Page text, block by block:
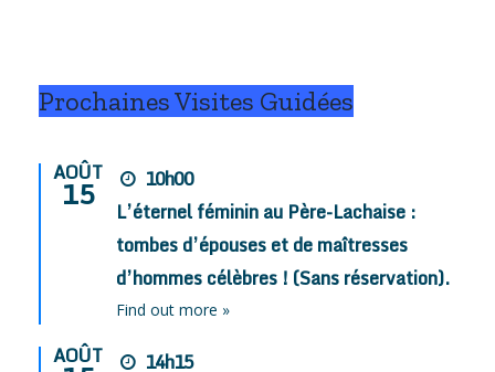
Prochaines Visites Guidées
AOÛT
15
10h00
L’éternel féminin au Père-Lachaise :
tombes d’épouses et de maîtresses
d’hommes célèbres ! (Sans réservation).
Find out more »
AOÛT
14h15